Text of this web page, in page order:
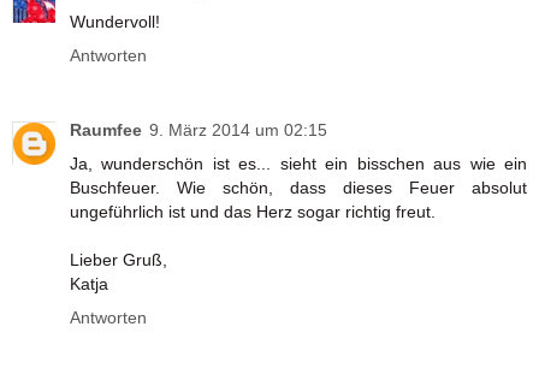
Wundervoll!
Antworten
Raumfee 9. März 2014 um 02:15
Ja, wunderschön ist es... sieht ein bisschen aus wie ein
Buschfeuer. Wie schön, dass dieses Feuer absolut
ungeführlich ist und das Herz sogar richtig freut.
Lieber Gruß,
Katja
Antworten